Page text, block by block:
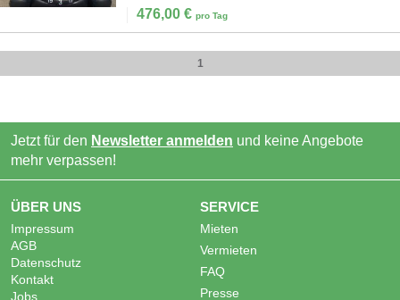
476,00 € pro Tag
1
Jetzt für den Newsletter anmelden und keine Angebote
mehr verpassen!
ÜBER UNS
Impressum
AGB
Datenschutz
Kontakt
Jobs
SERVICE
Mieten
Vermieten
FAQ
Presse